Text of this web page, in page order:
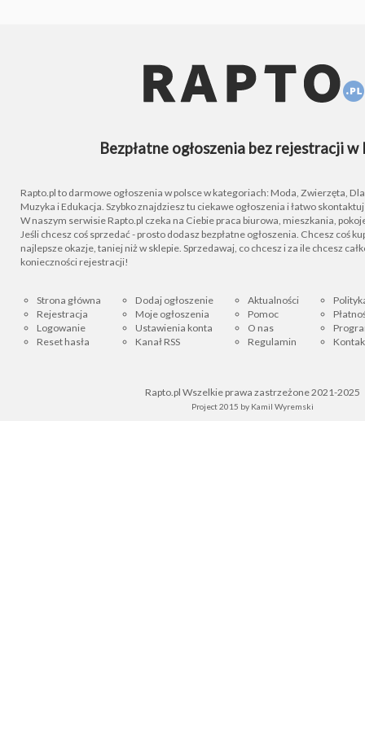
Bezpłatne ogłoszenia bez rejestracji w
Rapto.pl to darmowe ogłoszenia w polsce w kategoriach: Moda, Zwierzęta, Dla
Muzyka i Edukacja. Szybko znajdziesz tu ciekawe ogłoszenia i łatwo
W naszym serwisie Rapto.pl czeka na Ciebie praca biurowa, mieszkania,
Jeśli chcesz coś sprzedać - prosto dodasz bezpłatne ogłoszenia. Chcesz coś
najlepsze okazje, taniej niż w sklepie. Sprzedawaj, co chcesz i za ile chcesz
konieczności rejestracji!
Strona główna
Rejestracja
Logowanie
Reset hasła
Dodaj ogłoszenie
Moje ogłoszenia
Ustawienia konta
Kanał RSS
Aktualności
Pomoc
O nas
Regulamin
Rapto.pl Wszelkie prawa zastrzeżone 2021-2025
Project 2015 by Kamil Wyremski